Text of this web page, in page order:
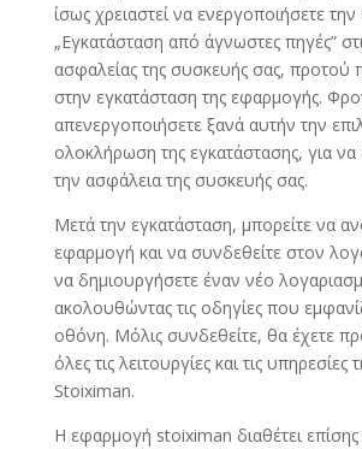
ίσως χρειαστεί να ενεργοποιήσετε την
„Εγκατάσταση από άγνωστες πηγές”
ασφαλείας της συσκευής σας, προτού
στην εγκατάσταση της εφαρμογής.
απενεργοποιήσετε ξανά αυτήν την
ολοκλήρωση της εγκατάστασης, για να
την ασφάλεια της συσκευής σας.
Μετά την εγκατάσταση, μπορείτε να
εφαρμογή και να συνδεθείτε στον
να δημιουργήσετε έναν νέο
ακολουθώντας τις οδηγίες που
οθόνη. Μόλις συνδεθείτε, θα έχετε
όλες τις λειτουργίες και τις
Stoiximan.
Η εφαρμογή stoiximan διαθέτει επίσης